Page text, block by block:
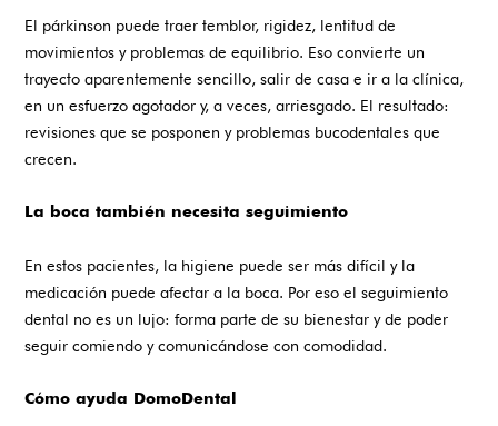
El párkinson puede traer temblor, rigidez, lentitud de
movimientos y problemas de equilibrio. Eso convierte un
trayecto aparentemente sencillo, salir de casa e ir a la clínica,
en un esfuerzo agotador y, a veces, arriesgado. El resultado:
revisiones que se posponen y problemas bucodentales que
crecen.
La boca también necesita seguimiento
En estos pacientes, la higiene puede ser más difícil y la
medicación puede afectar a la boca. Por eso el seguimiento
dental no es un lujo: forma parte de su bienestar y de poder
seguir comiendo y comunicándose con comodidad.
Cómo ayuda DomoDental